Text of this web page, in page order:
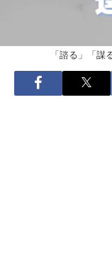
「諮る」「謀